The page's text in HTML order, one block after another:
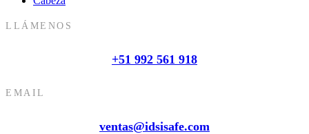
LLÁMENOS
+51 992 561 918
EMAIL
ventas@idsisafe.com